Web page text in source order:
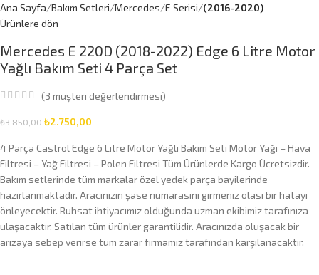
Ana Sayfa Bakım Setleri Mercedes E Serisi (2016-2020)
Ürünlere dön
Mercedes E 220D (2018-2022) Edge 6 Litre Motor
Yağlı Bakım Seti 4 Parça Set
(3 müşteri değerlendirmesi)
₺3.850,00₺2.750,00
4 Parça Castrol Edge 6 Litre Motor Yağlı Bakım Seti Motor Yağı – Hava
Filtresi – Yağ Filtresi – Polen Filtresi Tüm Ürünlerde Kargo Ücretsizdir.
Bakım setlerinde tüm markalar özel yedek parça bayilerinde
hazırlanmaktadır. Aracınızın şase numarasını girmeniz olası bir hatayı
önleyecektir. Ruhsat ihtiyacımız olduğunda uzman ekibimiz tarafınıza
ulaşacaktır. Satılan tüm ürünler garantilidir. Aracınızda oluşacak bir
arızaya sebep verirse tüm zarar firmamız tarafından karşılanacaktır.